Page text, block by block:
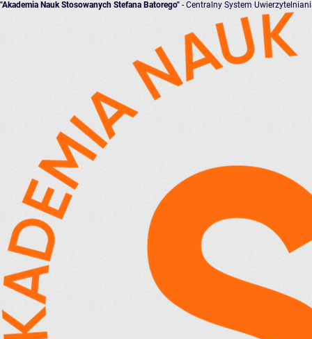
"Akademia Nauk Stosowanych Stefana Batorego" - Centralny System